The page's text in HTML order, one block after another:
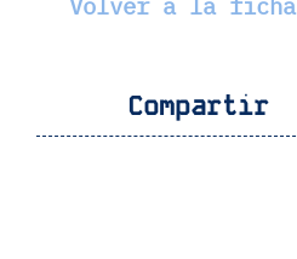
Compartir